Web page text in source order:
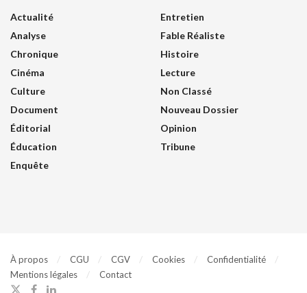
Actualité
Analyse
Chronique
Cinéma
Culture
Document
Éditorial
Éducation
Enquête
Entretien
Fable Réaliste
Histoire
Lecture
Non Classé
Nouveau Dossier
Opinion
Tribune
À propos CGU CGV Cookies
Confidentialité
Mentions légales
Contact